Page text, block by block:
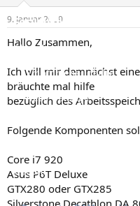
Forum
Aktuelles
Empfohlene Inhalte
Neue Beiträge
Regeln
e
r
t
a
9. Januar 2009
Hallo Zusammen,
Ich will mir demnächst
bräuchte mal hilfe
bezüglich des
Folgende Komponenten
Core i7 920
Asus P6T Deluxe
GTX280 oder GTX285
Silverstone Decathlon DA